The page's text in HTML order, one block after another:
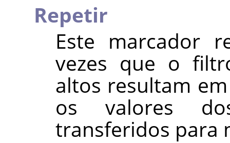
Repetir
Este marcador
vezes que o
altos resultam
os valores
transferidos para